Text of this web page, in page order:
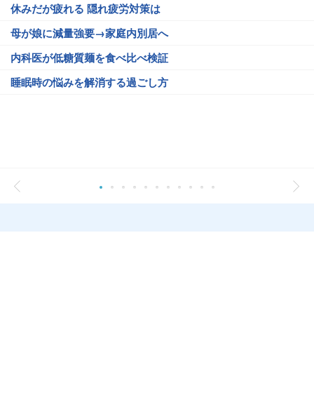
休みだが疲れる 隠れ疲労対策は
母が娘に減量強要→家庭内別居へ
内科医が低糖質麺を食べ比べ検証
睡眠時の悩みを解消する過ごし方